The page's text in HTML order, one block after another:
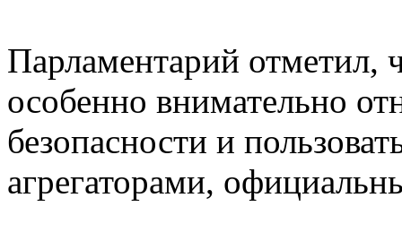
Парламентарий отметил,
особенно внимательно
безопасности и
агрегаторами,